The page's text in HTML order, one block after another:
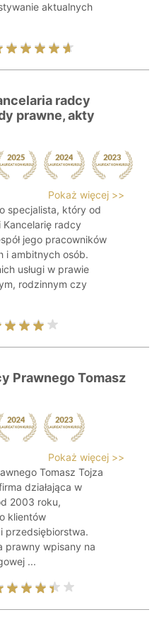
aktualnych
radcy
prawne, akty
Pokaż więcej >>
specjalista, który od
radcy
jego pracowników
i ambitnych osób.
usługi w prawie
rodzinnym czy
Prawnego Tomasz
Pokaż więcej >>
Tomasz Tojza
działająca w
2003 roku,
klientów
przedsiębiorstwa.
prawny wpisany na
...